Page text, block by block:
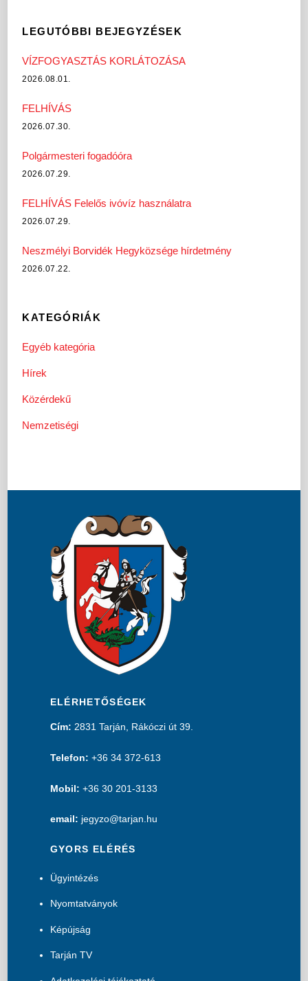
LEGUTÓBBI BEJEGYZÉSEK
VÍZFOGYASZTÁS KORLÁTOZÁSA
2026.08.01.
FELHÍVÁS
2026.07.30.
Polgármesteri fogadóóra
2026.07.29.
FELHÍVÁS Felelős ivóvíz használatra
2026.07.29.
Neszmélyi Borvidék Hegyközsége hírdetmény
2026.07.22.
KATEGÓRIÁK
Egyéb kategória
Hírek
Közérdekű
Nemzetiségi
ELÉRHETŐSÉGEK
Cím: 2831 Tarján, Rákóczi út 39.
Telefon: +36 34 372-613
Mobil: +36 30 201-3133
email: jegyzo@tarjan.hu
GYORS ELÉRÉS
Ügyintézés
Nyomtatványok
Képújság
Tarján TV